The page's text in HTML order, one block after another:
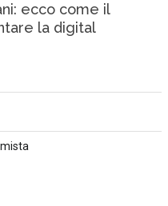
ecco come il
la digital